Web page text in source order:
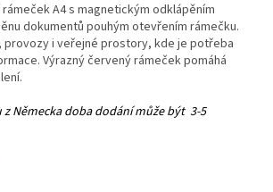
A4 s magnetickým odklápěním
dokumentů pouhým otevřením rámečku.
provozy i veřejné prostory, kde je potřeba
Výrazný červený rámeček pomáhá
z Německa doba dodání může být 3-5